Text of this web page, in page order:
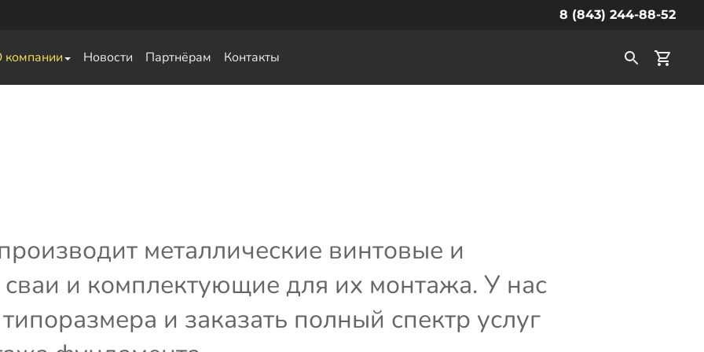
8 (843) 244-88-52
компании Новости Партнёрам Контакты
металлические винтовые и
и комплектующие для их монтажа. У нас
и заказать полный спектр услуг